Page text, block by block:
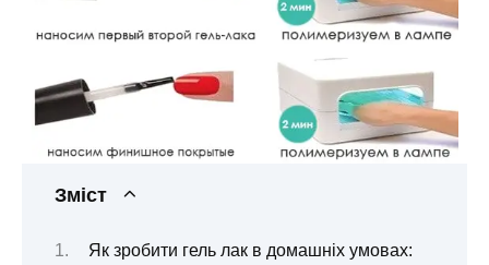
Зміст
Як зробити гель лак в домашніх умовах: